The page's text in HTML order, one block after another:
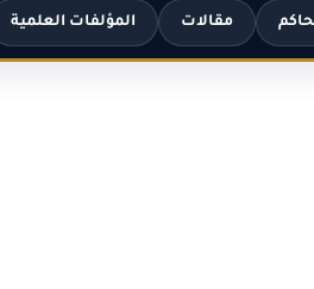
مقالات المؤلفات العلمية